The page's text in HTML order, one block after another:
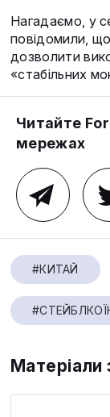
Нагадаємо, у
повідомили,
дозволити
«стабільних
Читайте
мережах
#КИТАЙ